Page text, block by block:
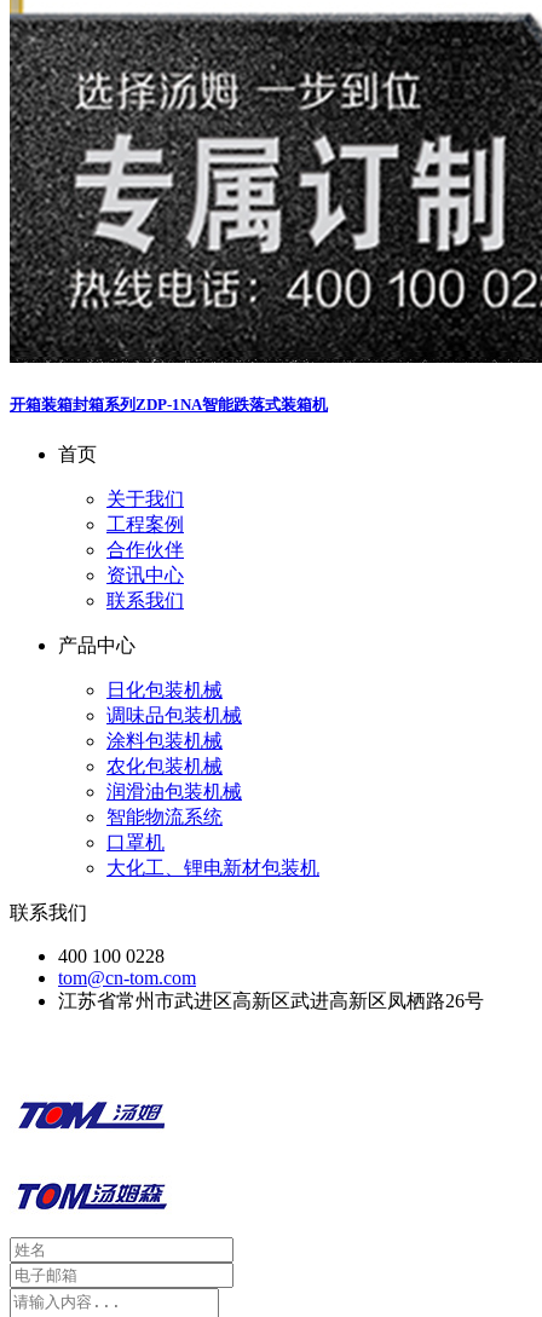
开箱装箱封箱系列 ZDP-1NA智能跌落式装箱机
首页
关于我们
工程案例
合作伙伴
资讯中心
联系我们
产品中心
日化包装机械
调味品包装机械
涂料包装机械
农化包装机械
润滑油包装机械
智能物流系统
口罩机
大化工、锂电新材包装机
联系我们
400 100 0228
tom@cn-tom.com
江苏省常州市武进区高新区武进高新区凤栖路26号